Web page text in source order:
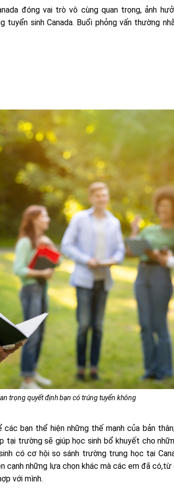
đóng vai trò vô cùng quan trọng, ảnh
sinh Canada. Buổi phỏng vấn thường
trọng quyết định bạn có trúng tuyển không
bạn thể hiện những thế mạnh của bản
tại trường sẽ giúp học sinh bổ khuyết cho
có cơ hội so sánh trường trung học tại
cạnh những lựa chọn khác mà các em đã
với mình.